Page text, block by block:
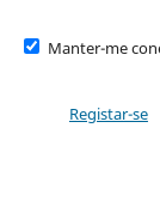
Manter-me
Registar-se